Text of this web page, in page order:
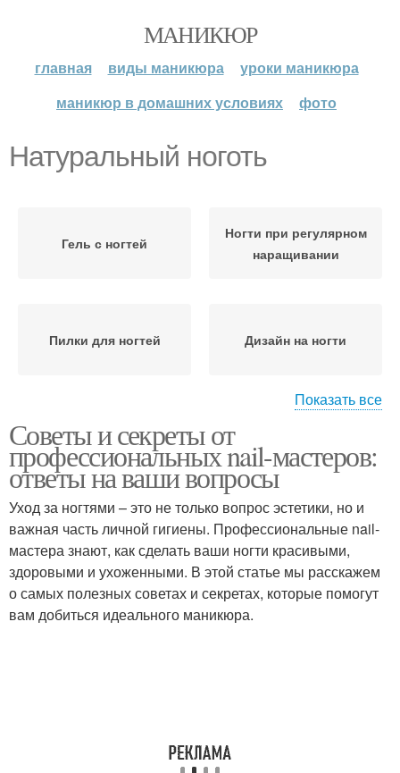
МАНИКЮР
главная виды маникюра
уроки маникюра
маникюр в домашних условиях
фото
Натуральный ноготь
Гель с ногтей
Ногти при регулярном
наращивании
Пилки для ногтей Дизайн на ногти
Ногти при помощи
Мази для ногтей
Показать все
Советы и секреты от
профессиональных nail-мастеров:
ответы на ваши вопросы
Уход за ногтями – это не только вопрос эстетики, но и
важная часть личной гигиены. Профессиональные nail-
мастера знают, как сделать ваши ногти красивыми,
здоровыми и ухоженными. В этой статье мы расскажем
о самых полезных советах и секретах, которые помогут
вам добиться идеального маникюра.